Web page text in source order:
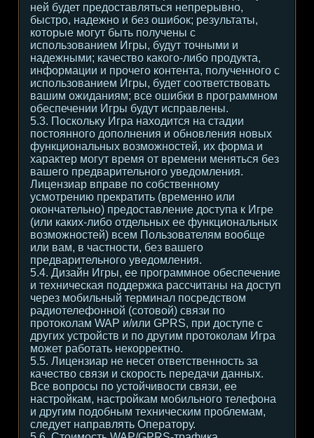
ней будет предоставляться непрерывно,
быстро, надежно и без ошибок; результаты,
которые могут быть получены с
использованием Игры, будут точными и
надежными; качество какого-либо продукта,
информации и прочего контента, полученного с
использованием Игры, будет соответствовать
вашим ожиданиям; все ошибки в программном
обеспечении Игры будут исправлены.
5.3. Поскольку Игра находится на стадии
постоянного дополнения и обновления новых
функциональных возможностей, их форма и
характер могут время от времени меняться без
вашего предварительного уведомления.
Лицензиар вправе по собственному
усмотрению прекратить (временно или
окончательно) предоставление доступа к Игре
(или каких-либо отдельных ее функциональных
возможностей) всем Пользователям вообще
или вам, в частности, без вашего
предварительного уведомления.
5.4. Дизайн Игры, ее программное обеспечение
и техническая поддержка рассчитаны на доступ
через мобильный терминал посредством
радиотелефонной (сотовой) связи по
протоколам WAP и/или GPRS, при доступе с
других устройств и по другим протоколам Игра
может работать некорректно.
5.5. Лицензиар не несет ответственность за
качество связи и скорость передачи данных.
Все вопросы по устойчивости связи, ее
настройкам, настройкам мобильного телефона
и другим подобным техническим проблемам,
следует направлять Оператору.